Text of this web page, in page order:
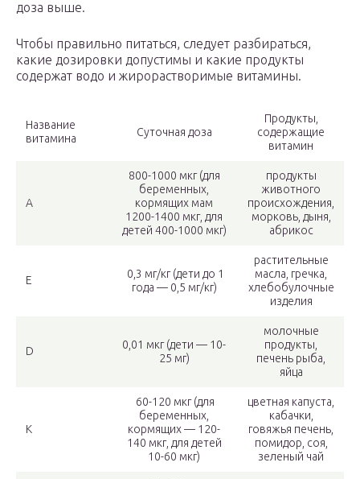
доза выше.
Чтобы правильно питаться, следует разбираться,
какие дозировки допустимы и какие продукты
содержат водо и жирорастворимые витамины.
Название
витамина
Суточная доза
Продукты,
содержащие
витамин
А
800-1000 мкг (для
беременных,
кормящих мам
1200-1400 мкг, для
детей 400-1000 мкг)
продукты
животного
происхождения,
морковь, дыня,
абрикос
Е
0,3 мг/кг (дети до 1
года — 0,5 мг/кг)
растительные
масла, гречка,
хлебобулочные
изделия
D
0,01 мкг (дети — 10-
25 мг)
молочные
продукты,
печень рыба,
яйца
К
60-120 мкг (для
беременных,
кормящих — 120-
140 мкг, для детей
10-60 мкг)
цветная капуста,
кабачки,
говяжья печень,
помидор, соя,
зеленый чай